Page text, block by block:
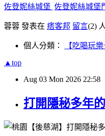
佐登妮絲城堡 佐登妮絲城堡
蓉蓉 發表在 痞客邦 留言(2)
個人分類： 【吃喝玩
▲top
Aug 03 Mon 2026 22:58
打開隱秘多年